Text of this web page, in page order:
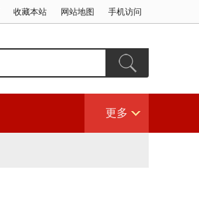
收藏本站 网站地图 手机访问
更多